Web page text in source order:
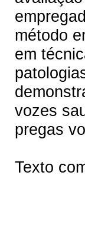
método
em
vozes
pregas
Texto